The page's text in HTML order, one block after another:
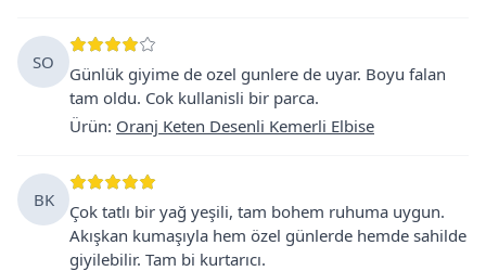
SO
Günlük giyime de ozel gunlere de uyar. Boyu falan
tam oldu. Cok kullanisli bir parca.
Ürün: Oranj Keten Desenli Kemerli Elbise
BK
Çok tatlı bir yağ yeşili, tam bohem ruhuma uygun.
Akışkan kumaşıyla hem özel günlerde hemde sahilde
giyilebilir. Tam bi kurtarıcı.